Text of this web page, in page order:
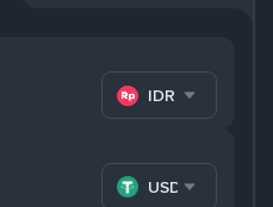
IDR
USDT